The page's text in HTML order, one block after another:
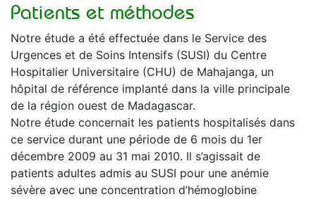
Patients et méthodes
Notre étude a été effectuée dans le Service des
Urgences et de Soins Intensifs (SUSI) du Centre
Hospitalier Universitaire (CHU) de Mahajanga, un
hôpital de référence implanté dans la ville principale
de la région ouest de Madagascar.
Notre étude concernait les patients hospitalisés dans
ce service durant une période de 6 mois du 1er
décembre 2009 au 31 mai 2010. Il s’agissait de
patients adultes admis au SUSI pour une anémie
sévère avec une concentration d’hémoglobine